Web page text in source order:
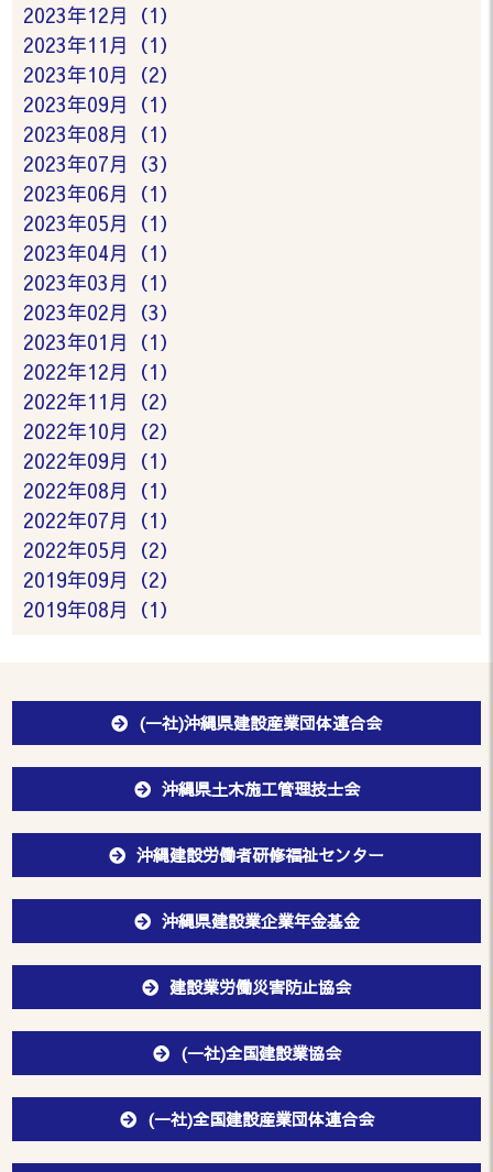
2023年12月（1）
2023年11月（1）
2023年10月（2）
2023年09月（1）
2023年08月（1）
2023年07月（3）
2023年06月（1）
2023年05月（1）
2023年04月（1）
2023年03月（1）
2023年02月（3）
2023年01月（1）
2022年12月（1）
2022年11月（2）
2022年10月（2）
2022年09月（1）
2022年08月（1）
2022年07月（1）
2022年05月（2）
2019年09月（2）
2019年08月（1）
(一社)沖縄県建設産業団体連合会
沖縄県土木施工管理技士会
沖縄建設労働者研修福祉センター
沖縄県建設業企業年金基金
建設業労働災害防止協会
(一社)全国建設業協会
(一社)全国建設産業団体連合会